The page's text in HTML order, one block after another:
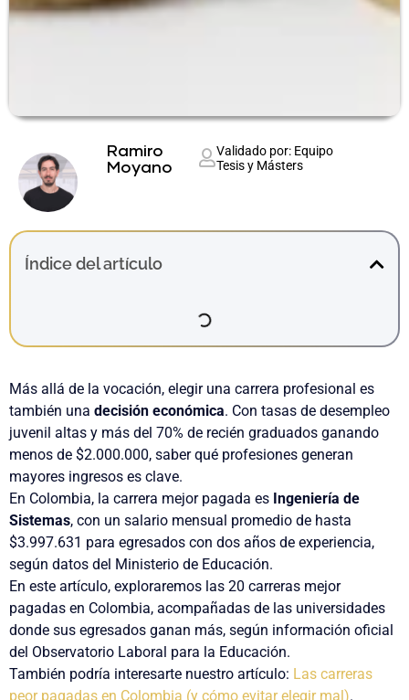
Ramiro
Moyano
Validado por: Equipo
Tesis y Másters
Índice del artículo
Más allá de la vocación, elegir una carrera profesional es
también una decisión económica. Con tasas de desempleo
juvenil altas y más del 70% de recién graduados ganando
menos de $2.000.000, saber qué profesiones generan
mayores ingresos es clave.
En Colombia, la carrera mejor pagada es Ingeniería de
Sistemas, con un salario mensual promedio de hasta
$3.997.631 para egresados con dos años de experiencia,
según datos del Ministerio de Educación.
En este artículo, exploraremos las 20 carreras mejor
pagadas en Colombia, acompañadas de las universidades
donde sus egresados ganan más, según información oficial
del Observatorio Laboral para la Educación.
También podría interesarte nuestro artículo: Las carreras
peor pagadas en Colombia (y cómo evitar elegir mal).